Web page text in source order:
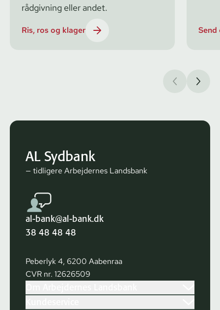
rådgivning eller andet.
Ris, ros og klager Send
AL Sydbank
— tidligere Arbejdernes Landsbank
al-bank@al-bank.dk
38 48 48 48
Peberlyk 4, 6200 Aabenraa
CVR nr. 12626509